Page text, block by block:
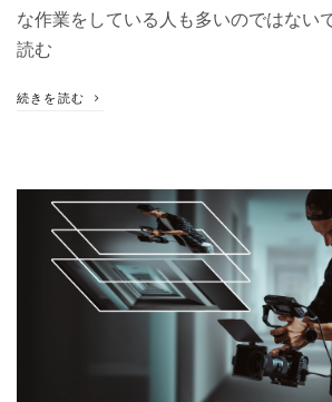
な作業をしている人も多いのではない
読む
続きを読む